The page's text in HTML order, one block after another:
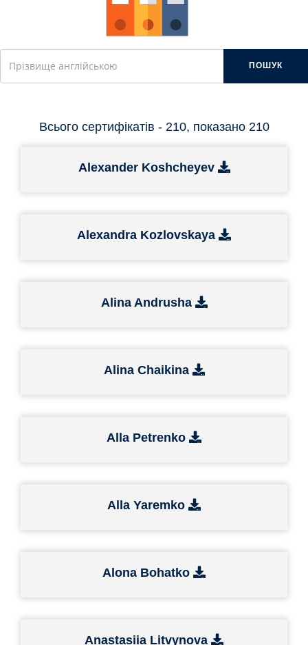
ПОШУК
Всього сертифікатів - 210, показано 210
Alexander Koshcheyev
Alexandra Kozlovskaya
Alina Andrusha
Alina Chaikina
Alla Petrenko
Alla Yaremko
Alona Bohatko
Anastasiia Litvynova